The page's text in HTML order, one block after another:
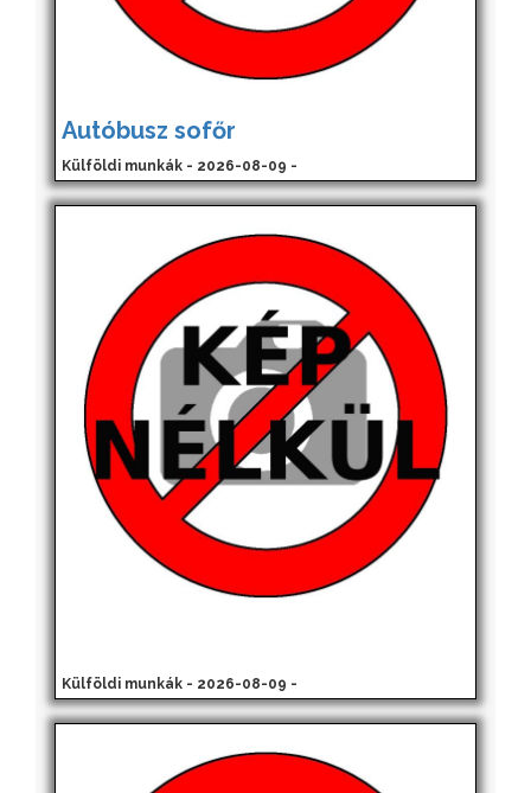
Autóbusz sofőr
Külföldi munkák - 2026-08-09 -
Külföldi munkák - 2026-08-09 -